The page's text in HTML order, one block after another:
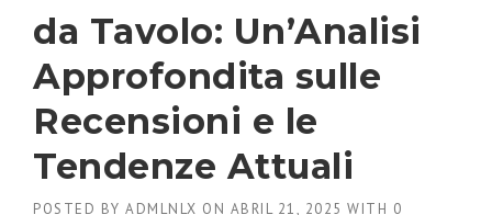
da Tavolo: Un’Analisi
Approfondita sulle
Recensioni e le
Tendenze Attuali
POSTED BY ADMLNLX ON ABRIL 21, 2025 WITH 0